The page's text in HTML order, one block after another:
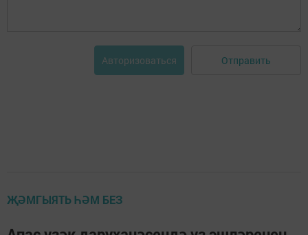
Авторизоваться Отправить
ҖӘМГЫЯТЬ ҺӘМ БЕЗ